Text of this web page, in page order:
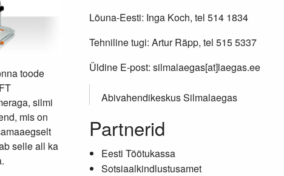
toode
silmi
mis on
selle all ka
Lõuna-Eesti: Inga Koch, tel 514 1834
Tehniline tugi: Artur Räpp, tel 515 5337
Üldine E-post: silmalaegas[at]laegas.ee
Abivahendikeskus Silmalaegas
Partnerid
Eesti Töötukassa
Sotsiaalkindlustusamet